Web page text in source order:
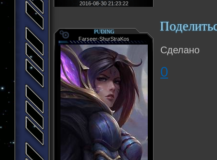
2016-08-30 21:23:22
PUDING
Farseer-ShurStraKos
Сделано
0